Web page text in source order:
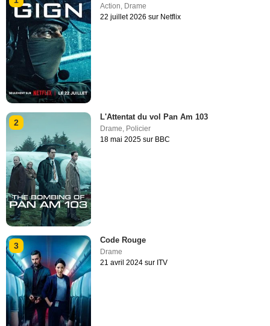
Action, Drame
22 juillet 2026 sur Netflix
2
L'Attentat du vol Pan Am 103
Drame, Policier
18 mai 2025 sur BBC
3
Code Rouge
Drame
21 avril 2024 sur ITV